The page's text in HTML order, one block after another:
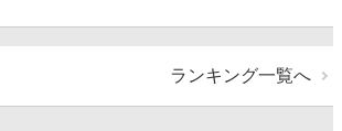
ランキング一覧へ